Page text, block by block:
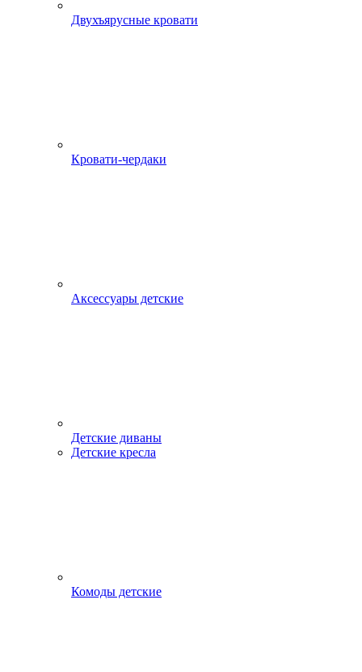
Двухъярусные кровати
Кровати-чердаки
Аксессуары детские
Детские диваны
Детские кресла
Комоды детские